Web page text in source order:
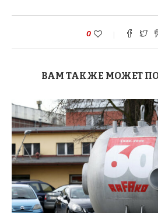
0
ВАМ ТАКЖЕ МОЖЕТ